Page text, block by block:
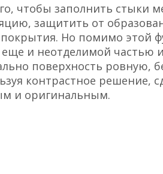
чтобы заполнить стыки
защитить от
Но помимо этой
еще и неотделимой частью
поверхность ровную,
контрастное решение,
и оригинальным.